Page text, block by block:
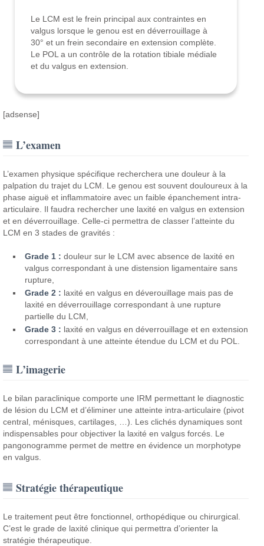
Le LCM est le frein principal aux contraintes en
valgus lorsque le genou est en déverrouillage à
30° et un frein secondaire en extension complète.
Le POL a un contrôle de la rotation tibiale médiale
et du valgus en extension.
[adsense]
L’examen
L’examen physique spécifique recherchera une douleur à la
palpation du trajet du LCM. Le genou est souvent douloureux à la
phase aiguë et inflammatoire avec un faible épanchement intra-
articulaire. Il faudra rechercher une laxité en valgus en extension
et en déverrouillage. Celle-ci permettra de classer l’atteinte du
LCM en 3 stades de gravités :
Grade 1 : douleur sur le LCM avec absence de laxité en
valgus correspondant à une distension ligamentaire sans
rupture,
Grade 2 : laxité en valgus en déverouillage mais pas de
laxité en déverrouillage correspondant à une rupture
partielle du LCM,
Grade 3 : laxité en valgus en déverrouillage et en extension
correspondant à une atteinte étendue du LCM et du POL.
L’imagerie
Le bilan paraclinique comporte une IRM permettant le diagnostic
de lésion du LCM et d’éliminer une atteinte intra-articulaire (pivot
central, ménisques, cartilages, …). Les clichés dynamiques sont
indispensables pour objectiver la laxité en valgus forcés. Le
pangonogramme permet de mettre en évidence un morphotype
en valgus.
Stratégie thérapeutique
Le traitement peut être fonctionnel, orthopédique ou chirurgical.
C’est le grade de laxité clinique qui permettra d’orienter la
stratégie thérapeutique.